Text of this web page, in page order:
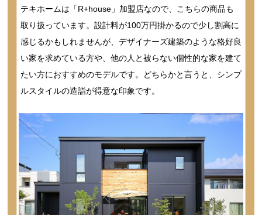
テキホームは「R+house」加盟店なので、こちらの商品も
取り扱っています。設計料が100万円掛かるので少し割高に
感じるかもしれませんが、デザイナーズ建築のような格好良
い家を求めている方や、他の人と被らない個性的な家を建て
たい方におすすめのモデルです。どちらかと言うと、シンプ
ルスタイルの造詣が得意な印象です。